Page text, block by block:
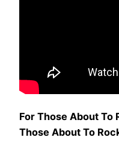
For Those About To
Those About To